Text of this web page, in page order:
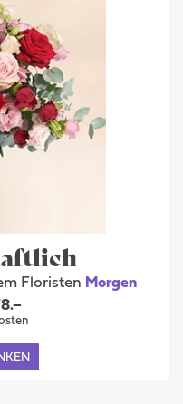
Floristen Morgen